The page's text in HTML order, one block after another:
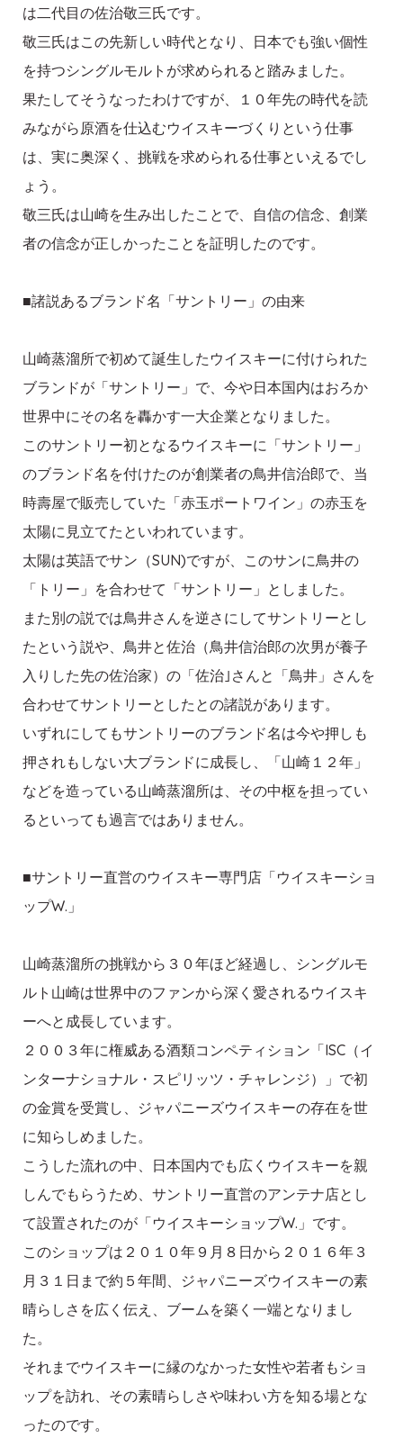
は二代目の佐治敬三氏です。
敬三氏はこの先新しい時代となり、日本でも強い個性
を持つシングルモルトが求められると踏みました。
果たしてそうなったわけですが、１０年先の時代を読
みながら原酒を仕込むウイスキーづくりという仕事
は、実に奥深く、挑戦を求められる仕事といえるでし
ょう。
敬三氏は山崎を生み出したことで、自信の信念、創業
者の信念が正しかったことを証明したのです。
■諸説あるブランド名「サントリー」の由来
山崎蒸溜所で初めて誕生したウイスキーに付けられた
ブランドが「サントリー」で、今や日本国内はおろか
世界中にその名を轟かす一大企業となりました。
このサントリー初となるウイスキーに「サントリー」
のブランド名を付けたのが創業者の鳥井信治郎で、当
時壽屋で販売していた「赤玉ポートワイン」の赤玉を
太陽に見立てたといわれています。
太陽は英語でサン（SUN)ですが、このサンに鳥井の
「トリー」を合わせて「サントリー」としました。
また別の説では鳥井さんを逆さにしてサントリーとし
たという説や、鳥井と佐治（鳥井信治郎の次男が養子
入りした先の佐治家）の「佐治｣さんと「鳥井」さんを
合わせてサントリーとしたとの諸説があります。
いずれにしてもサントリーのブランド名は今や押しも
押されもしない大ブランドに成長し、「山崎１２年」
などを造っている山崎蒸溜所は、その中枢を担ってい
るといっても過言ではありません。
■サントリー直営のウイスキー専門店「ウイスキーショ
ップW.」
山崎蒸溜所の挑戦から３０年ほど経過し、シングルモ
ルト山崎は世界中のファンから深く愛されるウイスキ
ーへと成長しています。
２００３年に権威ある酒類コンペティション「ISC（イ
ンターナショナル・スピリッツ・チャレンジ）」で初
の金賞を受賞し、ジャパニーズウイスキーの存在を世
に知らしめました。
こうした流れの中、日本国内でも広くウイスキーを親
しんでもらうため、サントリー直営のアンテナ店とし
て設置されたのが「ウイスキーショップW.」です。
このショップは２０１０年９月８日から２０１６年３
月３１日まで約５年間、ジャパニーズウイスキーの素
晴らしさを広く伝え、ブームを築く一端となりまし
た。
それまでウイスキーに縁のなかった女性や若者もショ
ップを訪れ、その素晴らしさや味わい方を知る場とな
ったのです。